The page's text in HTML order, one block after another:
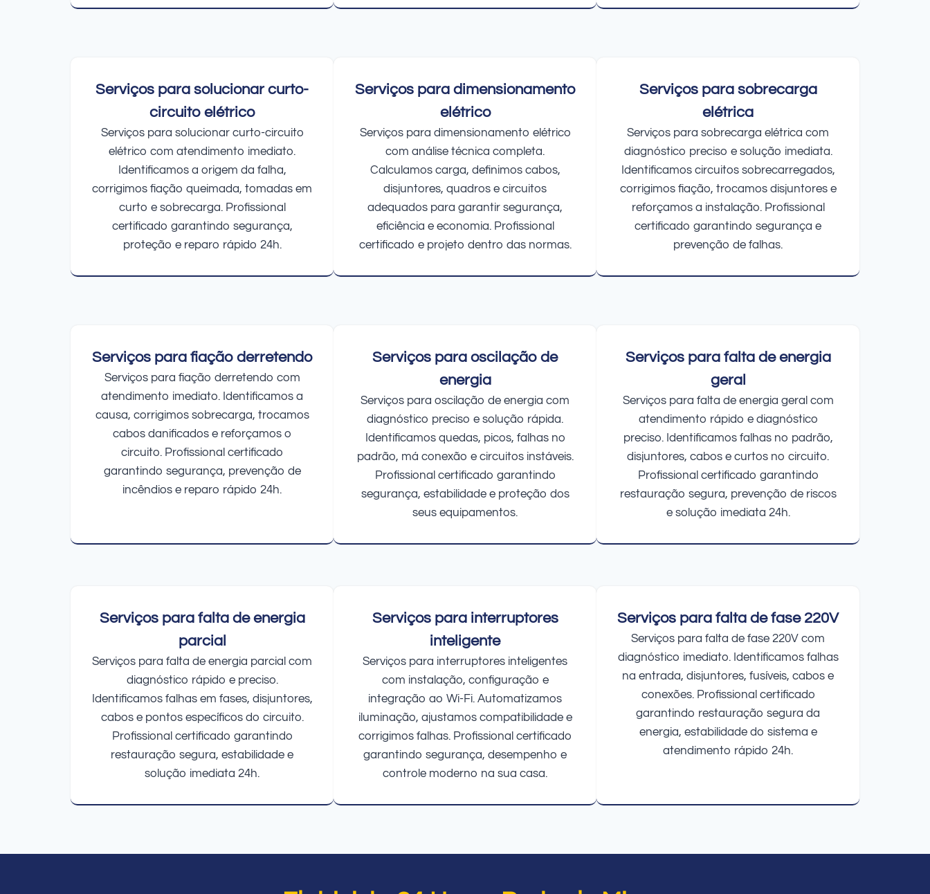
Serviços para solucionar curto-
circuito elétrico
Serviços para solucionar curto-circuito
elétrico com atendimento imediato.
Identificamos a origem da falha,
corrigimos fiação queimada, tomadas em
curto e sobrecarga. Profissional
certificado garantindo segurança,
proteção e reparo rápido 24h.
Serviços para dimensionamento
elétrico
Serviços para dimensionamento elétrico
com análise técnica completa.
Calculamos carga, definimos cabos,
disjuntores, quadros e circuitos
adequados para garantir segurança,
eficiência e economia. Profissional
certificado e projeto dentro das normas.
Serviços para sobrecarga
elétrica
Serviços para sobrecarga elétrica com
diagnóstico preciso e solução imediata.
Identificamos circuitos sobrecarregados,
corrigimos fiação, trocamos disjuntores e
reforçamos a instalação. Profissional
certificado garantindo segurança e
prevenção de falhas.
Serviços para fiação derretendo
Serviços para fiação derretendo com
atendimento imediato. Identificamos a
causa, corrigimos sobrecarga, trocamos
cabos danificados e reforçamos o
circuito. Profissional certificado
garantindo segurança, prevenção de
incêndios e reparo rápido 24h.
Serviços para oscilação de
energia
Serviços para oscilação de energia com
diagnóstico preciso e solução rápida.
Identificamos quedas, picos, falhas no
padrão, má conexão e circuitos instáveis.
Profissional certificado garantindo
segurança, estabilidade e proteção dos
seus equipamentos.
Serviços para falta de energia
geral
Serviços para falta de energia geral com
atendimento rápido e diagnóstico
preciso. Identificamos falhas no padrão,
disjuntores, cabos e curtos no circuito.
Profissional certificado garantindo
restauração segura, prevenção de riscos
e solução imediata 24h.
Serviços para falta de energia
parcial
Serviços para falta de energia parcial com
diagnóstico rápido e preciso.
Identificamos falhas em fases, disjuntores,
cabos e pontos específicos do circuito.
Profissional certificado garantindo
restauração segura, estabilidade e
solução imediata 24h.
Serviços para interruptores
inteligente
Serviços para interruptores inteligentes
com instalação, configuração e
integração ao Wi-Fi. Automatizamos
iluminação, ajustamos compatibilidade e
corrigimos falhas. Profissional certificado
garantindo segurança, desempenho e
controle moderno na sua casa.
Serviços para falta de fase 220V
Serviços para falta de fase 220V com
diagnóstico imediato. Identificamos falhas
na entrada, disjuntores, fusíveis, cabos e
conexões. Profissional certificado
garantindo restauração segura da
energia, estabilidade do sistema e
atendimento rápido 24h.